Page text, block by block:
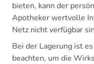
bieten, kann der
Apotheker wertvolle
Netz nicht verfügbar
Bei der Lagerung ist
beachten, um die